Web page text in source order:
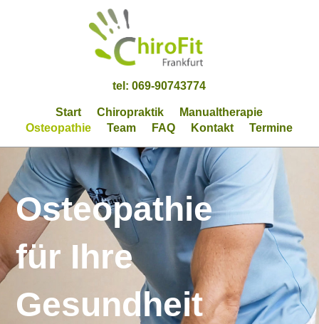
tel: 069-90743774
Start Chiropraktik
Manualtherapie
Osteopathie
Team FAQ Kontakt Termine
Osteopathie
für Ihre
Gesundheit